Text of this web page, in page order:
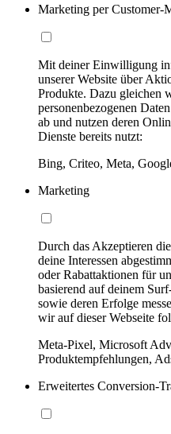
Marketing per Customer-
Mit deiner Einwilligung
unserer Website über
Produkte. Dazu gleichen
personenbezogenen
ab und nutzen deren
Dienste bereits nutzt:
Bing, Criteo, Meta,
Marketing
Durch das Akzeptieren
deine Interessen
oder Rabattaktionen für
basierend auf deinem
sowie deren Erfolge
wir auf dieser Webseite
Meta-Pixel, Microsoft
Produktempfehlungen,
Erweitertes Conversion-